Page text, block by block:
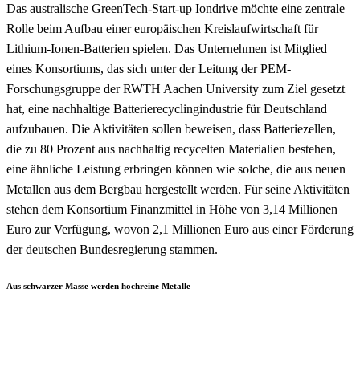
Das australische GreenTech-Start-up Iondrive möchte eine zentrale
Rolle beim Aufbau einer europäischen Kreislaufwirtschaft für
Lithium-Ionen-Batterien spielen. Das Unternehmen ist Mitglied
eines Konsortiums, das sich unter der Leitung der PEM-
Forschungsgruppe der RWTH Aachen University zum Ziel gesetzt
hat, eine nachhaltige Batterierecyclingindustrie für Deutschland
aufzubauen. Die Aktivitäten sollen beweisen, dass Batteriezellen,
die zu 80 Prozent aus nachhaltig recycelten Materialien bestehen,
eine ähnliche Leistung erbringen können wie solche, die aus neuen
Metallen aus dem Bergbau hergestellt werden. Für seine Aktivitäten
stehen dem Konsortium Finanzmittel in Höhe von 3,14 Millionen
Euro zur Verfügung, wovon 2,1 Millionen Euro aus einer Förderung
der deutschen Bundesregierung stammen.
Aus schwarzer Masse werden hochreine Metalle